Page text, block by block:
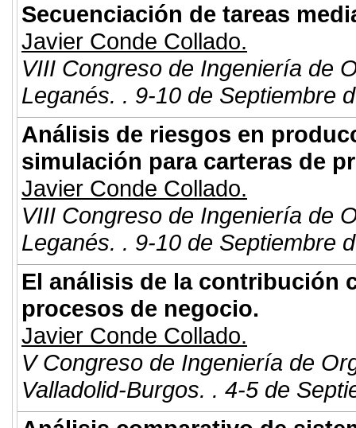
Secuenciación de tareas
Javier Conde Collado.
VIII Congreso de Ingeniería de
Leganés. . 9-10 de Septiembre
Análisis de riesgos en
simulación para carteras de
Javier Conde Collado.
VIII Congreso de Ingeniería de
Leganés. . 9-10 de Septiembre
El análisis de la contribución
procesos de negocio.
Javier Conde Collado.
V Congreso de Ingeniería de
Valladolid-Burgos. . 4-5 de